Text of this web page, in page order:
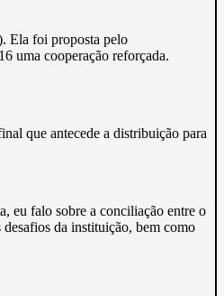
Ela foi proposta pelo
uma cooperação reforçada.
que antecede a distribuição para
eu falo sobre a conciliação entre o
da instituição, bem como